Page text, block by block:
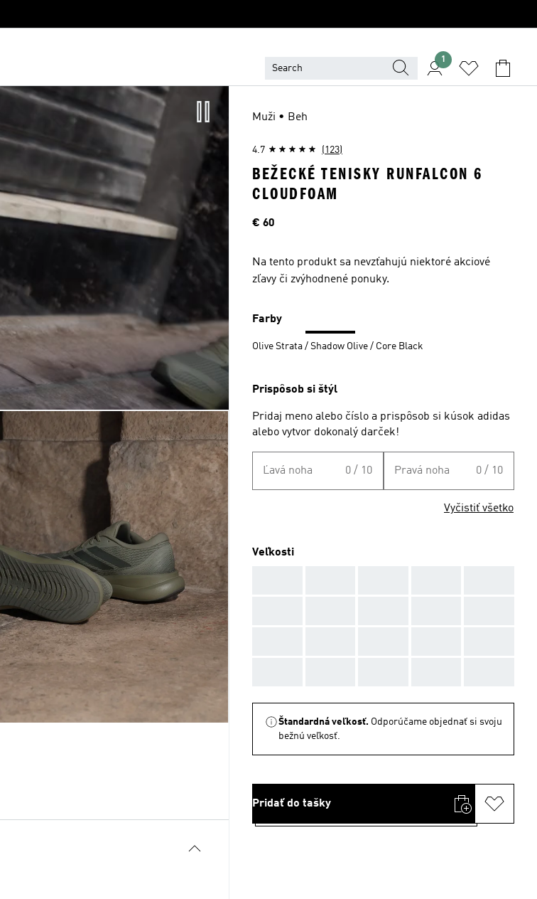
1
Muži • Beh
4.7 (123)
BEŽECKÉ TENISKY RUNFALCON 6
CLOUDFOAM
Cena
€ 60
Na tento produkt sa nevzťahujú niektoré akciové
zľavy či zvýhodnené ponuky.
Farby
Olive Strata / Shadow Olive / Core Black
Prispôsob si štýl
Pridaj meno alebo číslo a prispôsob si kúsok adidas
alebo vytvor dokonalý darček!
Ľavá noha 0 / 10 Pravá noha 0 / 10
Vyčistiť všetko
Veľkosti
Štandardná veľkosť. Odporúčame objednať si svoju
bežnú veľkosť.
Pridať do tašky